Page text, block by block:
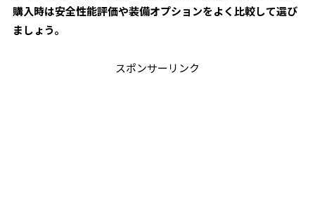
購入時は安全性能評価や装備オプションをよく比較して選び
ましょう。
スポンサーリンク